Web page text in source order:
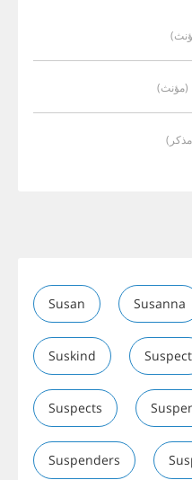
(مؤنث)
Susan Susanna
Suskind Suspect
Suspects
Suspenders